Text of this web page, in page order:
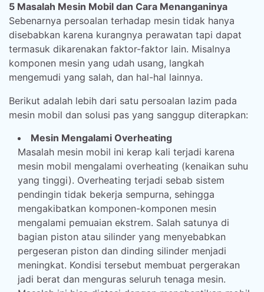
5 Masalah Mesin Mobil dan Cara Menanganinya
Sebenarnya persoalan terhadap mesin tidak hanya
disebabkan karena kurangnya perawatan tapi dapat
termasuk dikarenakan faktor-faktor lain. Misalnya
komponen mesin yang udah usang, langkah
mengemudi yang salah, dan hal-hal lainnya.
Berikut adalah lebih dari satu persoalan lazim pada
mesin mobil dan solusi pas yang sanggup diterapkan:
Mesin Mengalami Overheating
Masalah mesin mobil ini kerap kali terjadi karena
mesin mobil mengalami overheating (kenaikan suhu
yang tinggi). Overheating terjadi sebab sistem
pendingin tidak bekerja sempurna, sehingga
mengakibatkan komponen-komponen mesin
mengalami pemuaian ekstrem. Salah satunya di
bagian piston atau silinder yang menyebabkan
pergeseran piston dan dinding silinder menjadi
meningkat. Kondisi tersebut membuat pergerakan
jadi berat dan menguras seluruh tenaga mesin.